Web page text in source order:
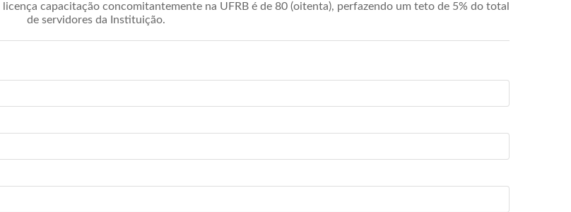
capacitação concomitantemente na UFRB é de 80 (oitenta), perfazendo um teto de 5% do total
de servidores da Instituição.